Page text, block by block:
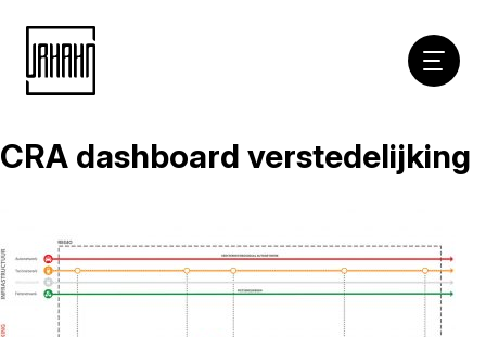
Naar
CRA dashboard verstedelijking